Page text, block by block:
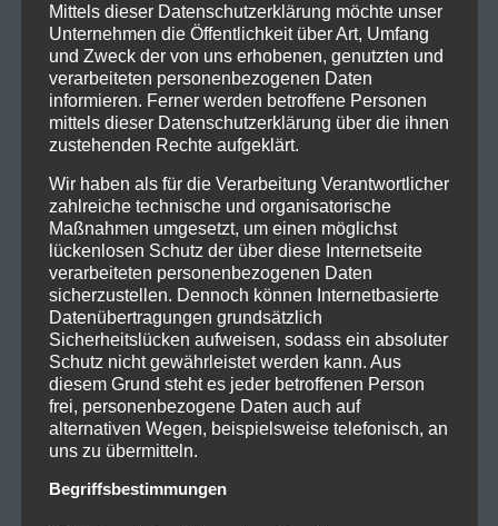
Mittels dieser Datenschutzerklärung möchte unser
Unternehmen die Öffentlichkeit über Art, Umfang
und Zweck der von uns erhobenen, genutzten und
verarbeiteten personenbezogenen Daten
informieren. Ferner werden betroffene Personen
mittels dieser Datenschutzerklärung über die ihnen
zustehenden Rechte aufgeklärt.
Wir haben als für die Verarbeitung Verantwortlicher
zahlreiche technische und organisatorische
Maßnahmen umgesetzt, um einen möglichst
lückenlosen Schutz der über diese Internetseite
verarbeiteten personenbezogenen Daten
sicherzustellen. Dennoch können Internetbasierte
Datenübertragungen grundsätzlich
Sicherheitslücken aufweisen, sodass ein absoluter
Schutz nicht gewährleistet werden kann. Aus
diesem Grund steht es jeder betroffenen Person
frei, personenbezogene Daten auch auf
alternativen Wegen, beispielsweise telefonisch, an
uns zu übermitteln.
Begriffsbestimmungen